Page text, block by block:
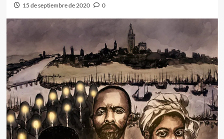
15 de septiembre de 2020 0